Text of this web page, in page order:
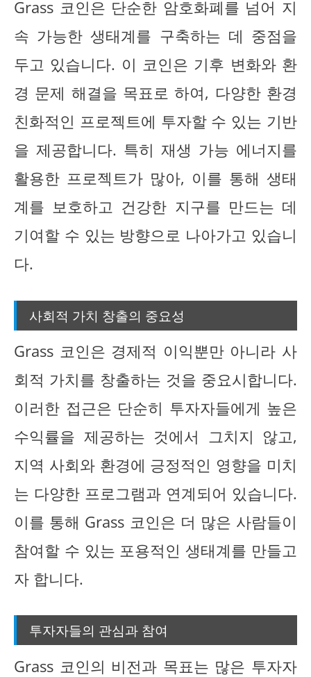
Grass 코인은 단순한 암호화폐를 넘어 지
속 가능한 생태계를 구축하는 데 중점을
두고 있습니다. 이 코인은 기후 변화와 환
경 문제 해결을 목표로 하여, 다양한 환경
친화적인 프로젝트에 투자할 수 있는 기반
을 제공합니다. 특히 재생 가능 에너지를
활용한 프로젝트가 많아, 이를 통해 생태
계를 보호하고 건강한 지구를 만드는 데
기여할 수 있는 방향으로 나아가고 있습니
다.
사회적 가치 창출의 중요성
Grass 코인은 경제적 이익뿐만 아니라 사
회적 가치를 창출하는 것을 중요시합니다.
이러한 접근은 단순히 투자자들에게 높은
수익률을 제공하는 것에서 그치지 않고,
지역 사회와 환경에 긍정적인 영향을 미치
는 다양한 프로그램과 연계되어 있습니다.
이를 통해 Grass 코인은 더 많은 사람들이
참여할 수 있는 포용적인 생태계를 만들고
자 합니다.
투자자들의 관심과 참여
Grass 코인의 비전과 목표는 많은 투자자